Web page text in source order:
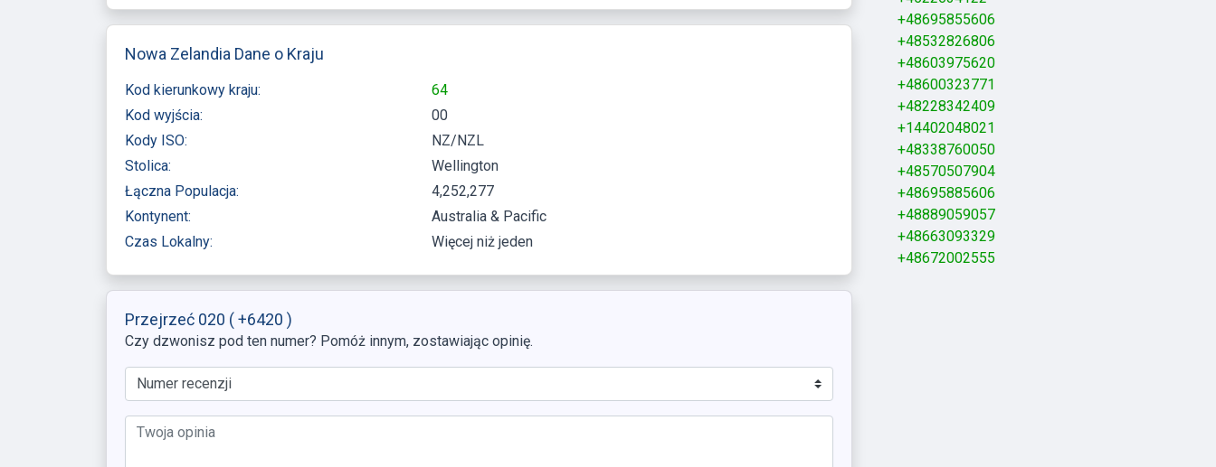
Nowa Zelandia Dane o Kraju
Kod kierunkowy kraju:
64
Kod wyjścia:
00
Kody ISO:
NZ/NZL
Stolica:
Wellington
Łączna Populacja:
4,252,277
Kontynent:
Australia & Pacific
Czas Lokalny:
Więcej niż jeden
Przejrzeć 020 ( +6420 )
Czy dzwonisz pod ten numer? Pomóż innym, zostawiając opinię.
+48695855606
+48532826806
+48603975620
+48600323771
+48228342409
+14402048021
+48338760050
+48570507904
+48695885606
+48889059057
+48663093329
+48672002555